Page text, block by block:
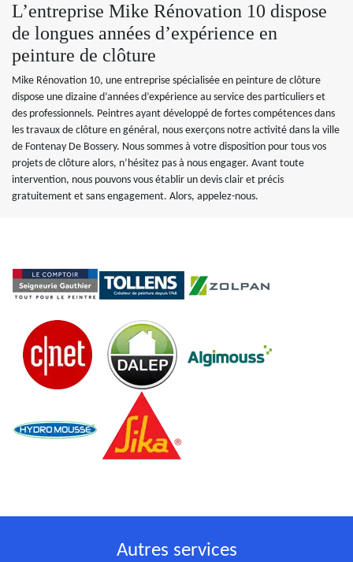
L’entreprise Mike Rénovation 10 dispose
de longues années d’expérience en
peinture de clôture
Mike Rénovation 10, une entreprise spécialisée en peinture de clôture
dispose une dizaine d’années d’expérience au service des particuliers et
des professionnels. Peintres ayant développé de fortes compétences dans
les travaux de clôture en général, nous exerçons notre activité dans la ville
de Fontenay De Bossery. Nous sommes à votre disposition pour tous vos
projets de clôture alors, n’hésitez pas à nous engager. Avant toute
intervention, nous pouvons vous établir un devis clair et précis
gratuitement et sans engagement. Alors, appelez-nous.
Autres services